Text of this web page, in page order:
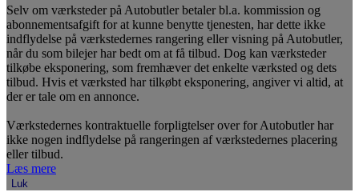
Selv om værksteder på Autobutler betaler bl.a. kommission og
abonnementsafgift for at kunne benytte tjenesten, har dette ikke
indflydelse på værkstedernes rangering eller visning på Autobutler,
når du som bilejer har bedt om at få tilbud. Dog kan værksteder
tilkøbe eksponering, som fremhæver det enkelte værksted og dets
tilbud. Hvis et værksted har tilkøbt eksponering, angiver vi altid, at
der er tale om en annonce.
Værkstedernes kontraktuelle forpligtelser over for Autobutler har
ikke nogen indflydelse på rangeringen af værkstedernes placering
eller tilbud.
Læs mere
Luk